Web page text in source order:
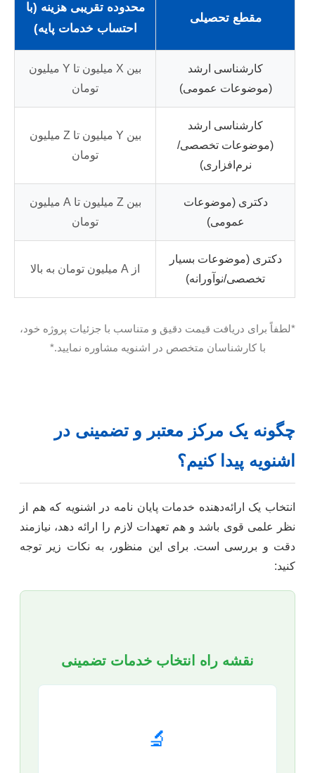
مقطع تحصیلی
محدوده تقریبی هزینه (با
احتساب خدمات پایه)
کارشناسی ارشد
(موضوعات عمومی)
بین X میلیون تا Y میلیون
تومان
کارشناسی ارشد
(موضوعات تخصصی/
نرم‌افزاری)
بین Y میلیون تا Z میلیون
تومان
دکتری (موضوعات
عمومی)
بین Z میلیون تا A میلیون
تومان
دکتری (موضوعات بسیار
تخصصی/نوآورانه)
از A میلیون تومان به بالا
*لطفاً برای دریافت قیمت دقیق و متناسب با جزئیات پروژه خود،
با کارشناسان متخصص در اشنویه مشاوره نمایید.*
چگونه یک مرکز معتبر و تضمینی در
اشنویه پیدا کنیم؟
انتخاب یک ارائه‌دهنده خدمات پایان نامه در اشنویه که هم از
نظر علمی قوی باشد و هم تعهدات لازم را ارائه دهد، نیازمند
دقت و بررسی است. برای این منظور، به نکات زیر توجه
کنید:
نقشه راه انتخاب خدمات تضمینی
🔬